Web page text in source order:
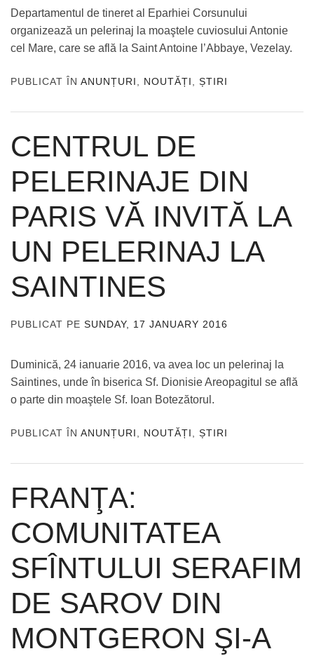
Departamentul de tineret al Eparhiei Corsunului
organizează un pelerinaj la moaştele cuviosului Antonie
cel Mare, care se află la Saint Antoine l’Abbaye, Vezelay.
PUBLICAT ÎN ANUNȚURI, NOUTĂȚI, ȘTIRI
CENTRUL DE
PELERINAJE DIN
PARIS VĂ INVITĂ LA
UN PELERINAJ LA
SAINTINES
PUBLICAT PE SUNDAY, 17 JANUARY 2016
Duminică, 24 ianuarie 2016, va avea loc un pelerinaj la
Saintines, unde în biserica Sf. Dionisie Areopagitul se află
o parte din moaştele Sf. Ioan Botezătorul.
PUBLICAT ÎN ANUNȚURI, NOUTĂȚI, ȘTIRI
FRANŢA:
COMUNITATEA
SFÎNTULUI SERAFIM
DE SAROV DIN
MONTGERON ŞI-A